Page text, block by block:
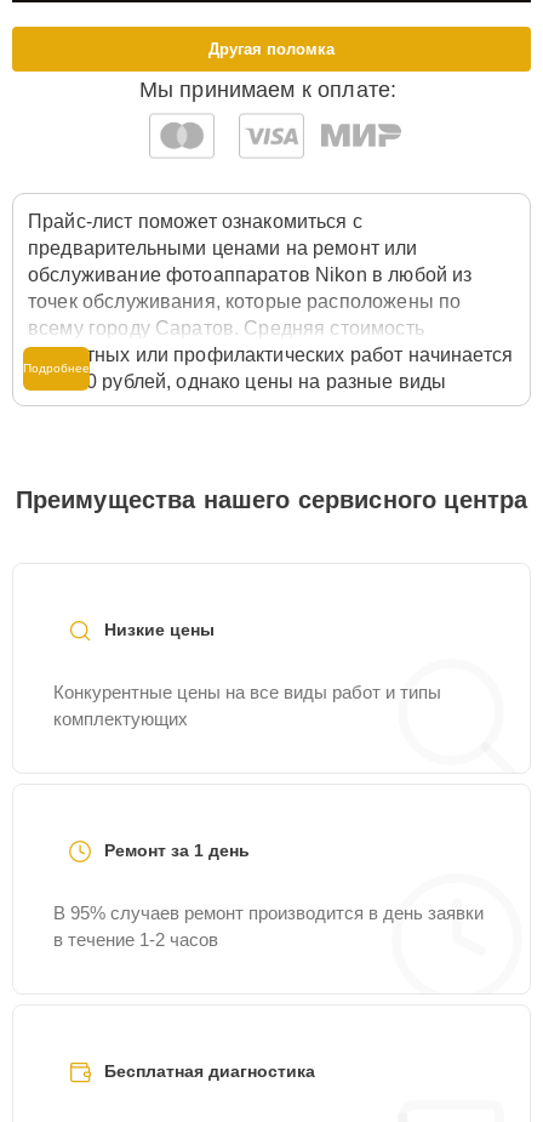
Мы принимаем к оплате:
Другая поломка
Прайс-лист поможет ознакомиться с
предварительными ценами на ремонт или
обслуживание фотоаппаратов Nikon в любой из
точек обслуживания, которые расположены по
всему городу Саратов. Средняя стоимость
ремонтных или профилактических работ начинается
от 3800 рублей, однако цены на разные виды
комплектующих могут различаться. Полную
службы заботы о клиентах. Для расчета итоговой
стоимости ремонта фотоаппарата достаточно
Подробнее
Преимущества нашего сервисного центра
Низкие цены
Конкурентные цены на все виды работ и типы
комплектующих
Ремонт за 1 день
В 95% случаев ремонт производится в день заявки
в течение 1-2 часов
Бесплатная диагностика